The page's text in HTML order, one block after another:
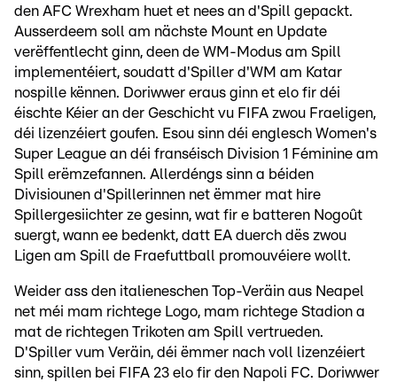
den AFC Wrexham huet et nees an d'Spill gepackt.
Ausserdeem soll am nächste Mount en Update
verëffentlecht ginn, deen de WM-Modus am Spill
implementéiert, soudatt d'Spiller d'WM am Katar
nospille kënnen. Doriwwer eraus ginn et elo fir déi
éischte Kéier an der Geschicht vu FIFA zwou Fraeligen,
déi lizenzéiert goufen. Esou sinn déi englesch Women's
Super League an déi franséisch Division 1 Féminine am
Spill erëmzefannen. Allerdéngs sinn a béiden
Divisiounen d'Spillerinnen net ëmmer mat hire
Spillergesiichter ze gesinn, wat fir e batteren Nogoût
suergt, wann ee bedenkt, datt EA duerch dës zwou
Ligen am Spill de Fraefuttball promouvéiere wollt.
Weider ass den italieneschen Top-Veräin aus Neapel
net méi mam richtege Logo, mam richtege Stadion a
mat de richtegen Trikoten am Spill vertrueden.
D'Spiller vum Veräin, déi ëmmer nach voll lizenzéiert
sinn, spillen bei FIFA 23 elo fir den Napoli FC. Doriwwer